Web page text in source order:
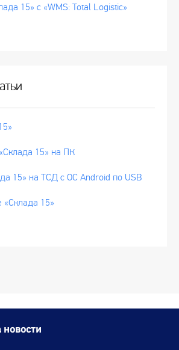
15» с «WMS: Total Logistic»
15» на ПК
15» на ТСД с ОС Android по USB
«Склада 15»
новости